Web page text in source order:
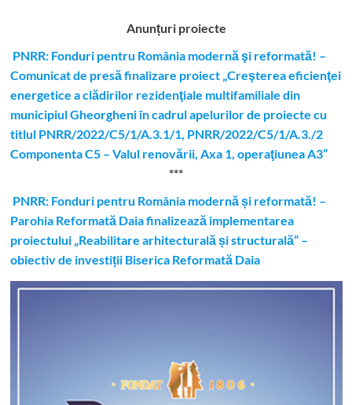
Anunțuri proiecte
PNRR: Fonduri pentru România modernă şi reformată! –
Comunicat de presă finalizare proiect „Creşterea eficienţei
energetice a clădirilor rezidenţiale multifamiliale din
municipiul Gheorgheni în cadrul apelurilor de proiecte cu
titlul PNRR/2022/C5/1/A.3.1/1, PNRR/2022/C5/1/A.3./2
Componenta C5 – Valul renovării, Axa 1, operaţiunea A3”
***
PNRR: Fonduri pentru România modernă și reformată! –
Parohia Reformată Daia finalizează implementarea
proiectului „Reabilitare arhitecturală și structurală” –
obiectiv de investiții Biserica Reformată Daia